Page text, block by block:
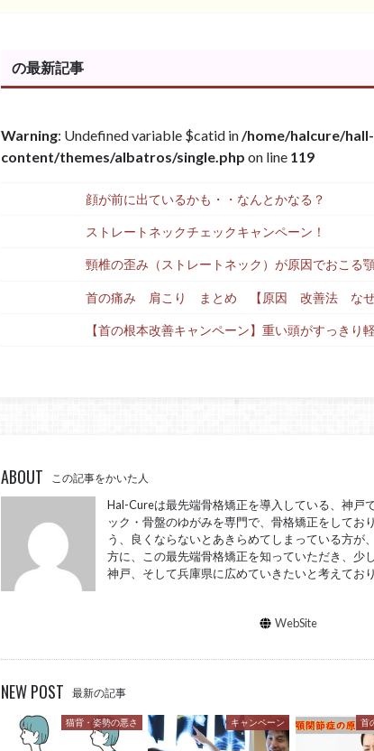
の最新記事
Warning: Undefined variable $catid in /home/halcure/
content/themes/albatros/single.php on line 119
顔が前に出ているかも・・なんとかなる？
ストレートネックチェックキャンペーン！
頸椎の歪み（ストレートネック）が原因でおこる
首の痛み 肩こり まとめ 【原因 改善法 なぜ
【首の根本改善キャンペーン】重い頭がすっきり
ABOUT この記事をかいた人
Hal-Cureは最先端骨格矯正を導入している、神戸
ック・骨盤のゆがみを専門で、骨格矯正をしてお
う、良くならないとあきらめてしまっている方が
方に、この最先端骨格矯正を知っていただき、少
神戸、そして兵庫県に広めていきたいと考えており
WebSite
NEW POST 最新の記事
猫背・姿勢の悪さ キャンペーン 首